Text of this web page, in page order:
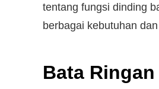
tentang fungsi dinding
berbagai kebutuhan
Bata